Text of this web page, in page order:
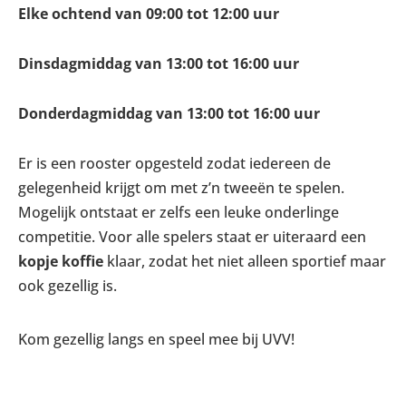
Elke ochtend van 09:00 tot 12:00 uur
Dinsdagmiddag van 13:00 tot 16:00 uur
Donderdagmiddag van 13:00 tot 16:00 uur
Er is een rooster opgesteld zodat iedereen de
gelegenheid krijgt om met z’n tweeën te spelen.
Mogelijk ontstaat er zelfs een leuke onderlinge
competitie. Voor alle spelers staat er uiteraard een
kopje koffie klaar, zodat het niet alleen sportief maar
ook gezellig is.
Kom gezellig langs en speel mee bij UVV!